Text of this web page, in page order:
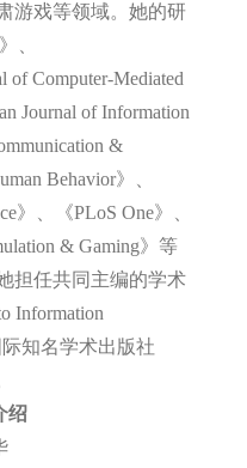
游戏等领域。她的研
、
of Computer-Mediated
Journal of Information
&
Behavior》、
》、《PLoS One》、
& Gaming》等
担任共同主编的学术
Information
知名学术出版社
绍